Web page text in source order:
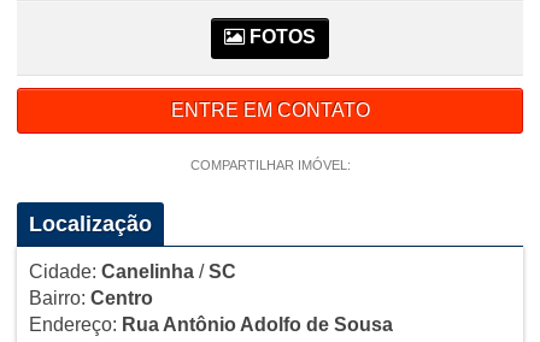
FOTOS
ENTRE EM CONTATO
COMPARTILHAR IMÓVEL:
Localização
Cidade: Canelinha/SC
Bairro: Centro
Endereço: Rua Antônio Adolfo de Sousa